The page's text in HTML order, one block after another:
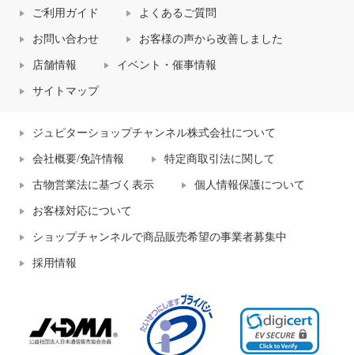
ご利用ガイド よくあるご質問
お問い合わせ お客様の声から改善しました
店舗情報 イベント・催事情報
サイトマップ
ジュピターショップチャンネル株式会社について
会社概要/免許情報 特定商取引法に関して
古物営業法に基づく表示 個人情報保護について
お客様対応について
ショップチャンネルで商品販売希望の事業者募集中
採用情報